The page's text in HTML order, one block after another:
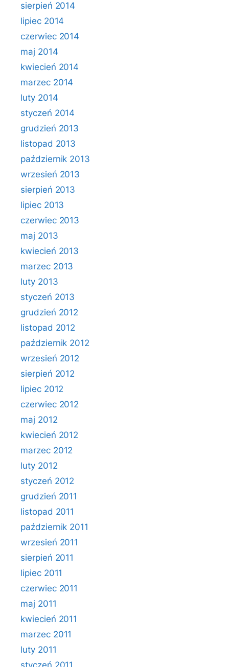
sierpień 2014
lipiec 2014
czerwiec 2014
maj 2014
kwiecień 2014
marzec 2014
luty 2014
styczeń 2014
grudzień 2013
listopad 2013
październik 2013
wrzesień 2013
sierpień 2013
lipiec 2013
czerwiec 2013
maj 2013
kwiecień 2013
marzec 2013
luty 2013
styczeń 2013
grudzień 2012
listopad 2012
październik 2012
wrzesień 2012
sierpień 2012
lipiec 2012
czerwiec 2012
maj 2012
kwiecień 2012
marzec 2012
luty 2012
styczeń 2012
grudzień 2011
listopad 2011
październik 2011
wrzesień 2011
sierpień 2011
lipiec 2011
czerwiec 2011
maj 2011
kwiecień 2011
marzec 2011
luty 2011
styczeń 2011